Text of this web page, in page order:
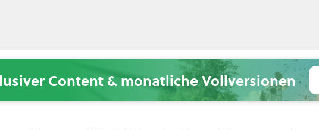
Content & monatliche Vollversionen